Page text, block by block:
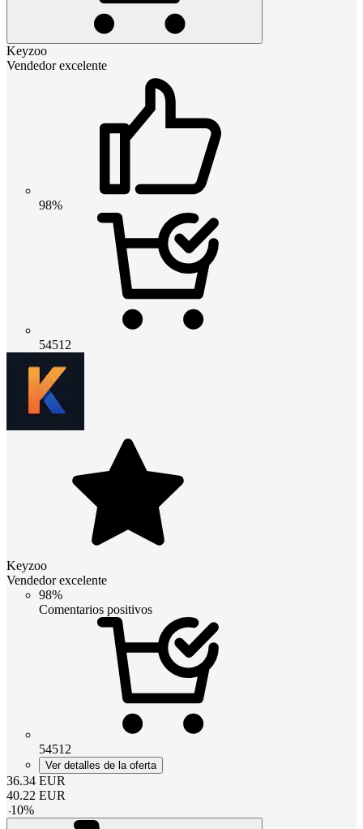
Keyzoo
Vendedor excelente
98%
54512
Keyzoo
Vendedor excelente
98%
Comentarios positivos
54512
Ver detalles de la oferta
36.34 EUR
40.22 EUR
-10%